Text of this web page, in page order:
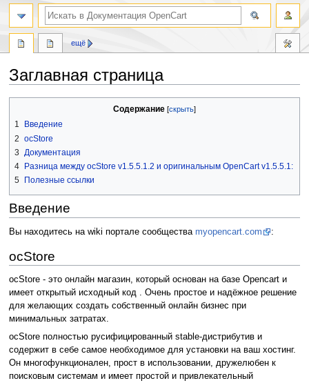
Заглавная страница
навигации
поиску
Содержание
1
Введение
2 ocStore
3
Документация
4
Разница между ocStore v1.5.5.1.2 и оригинальным OpenCart v1.5.5.1:
5
Полезные ссылки
Введение
Вы находитесь на wiki портале сообщества myopencart.com :
ocStore
ocStore - это онлайн магазин, который основан на базе Opencart и
имеет открытый исходный код . Очень простое и надёжное решение
для желающих создать собственный онлайн бизнес при
минимальных затратах.
ocStore полностью русифицированный stable-дистрибутив и
содержит в себе самое необходимое для установки на ваш хостинг.
Он многофункционален, прост в использовании, дружелюбен к
поисковым системам и имеет простой и привлекательный
ещё